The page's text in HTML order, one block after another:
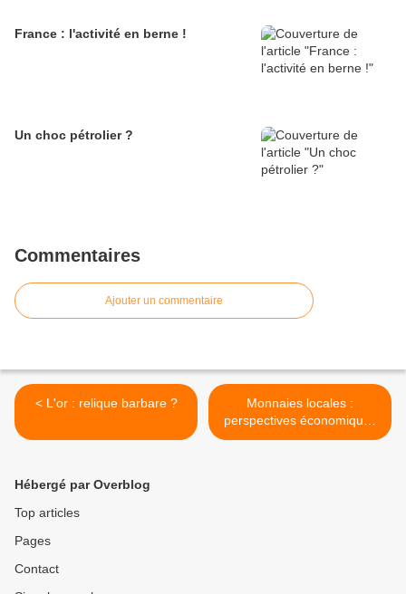
France : l'activité en berne !
Un choc pétrolier ?
Commentaires
Ajouter un commentaire
< L'or : relique barbare ?
Monnaies locales :
perspectives économiques
et managériales >
Hébergé par Overblog
Top articles
Pages
Contact